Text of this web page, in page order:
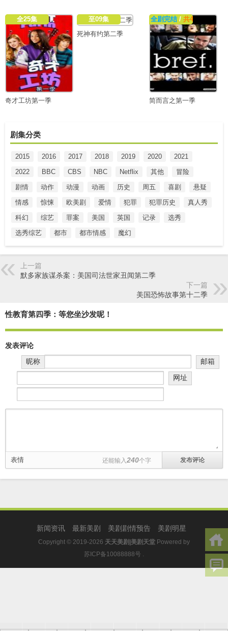
全25集
奇才工坊第一季
至09集
死神有约第二季
全剧完结/ 共40集
简而言之第一季
剧集分类
2015 2016 2017 2018 2019 2020
2021
2022
BBC CBS NBC Netflix 其他
冒险
剧情
动作 动漫 动画 历史 周五 喜剧
悬疑
情感
惊悚 欧美剧 爱情 犯罪 犯罪历史
真人秀
科幻
综艺 罪案 美国 英国 记录
选秀
选秀综艺
都市 都市情感 魔幻
上一篇
默多家族谋杀案：美国司法世家丑闻第二季
下一篇
美国恐怖故事第十二季
性教育第四季：等您坐沙发呢！
发表评论
昵称
邮箱
网址
表情 还能输入240个字
新闻资讯 最新美剧 美剧剧情预告 美剧明星
Copyright © 2019-2026 天天美剧|美剧天堂 Powered by
苏ICP备10088888号